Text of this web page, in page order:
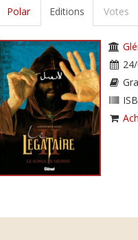
Polar Editions Votes